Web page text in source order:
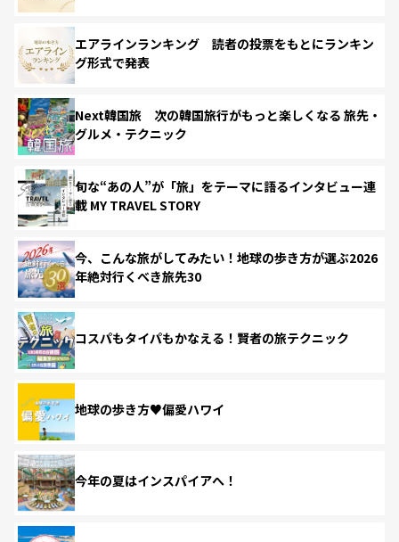
エアラインランキング 読者の投票をもとにランキン
グ形式で発表
Next韓国旅 次の韓国旅行がもっと楽しくなる 旅先・
グルメ・テクニック
旬な“あの人”が「旅」をテーマに語るインタビュー連
載 MY TRAVEL STORY
今、こんな旅がしてみたい！地球の歩き方が選ぶ2026
年絶対行くべき旅先30
コスパもタイパもかなえる！賢者の旅テクニック
地球の歩き方♥偏愛ハワイ
今年の夏はインスパイアへ！